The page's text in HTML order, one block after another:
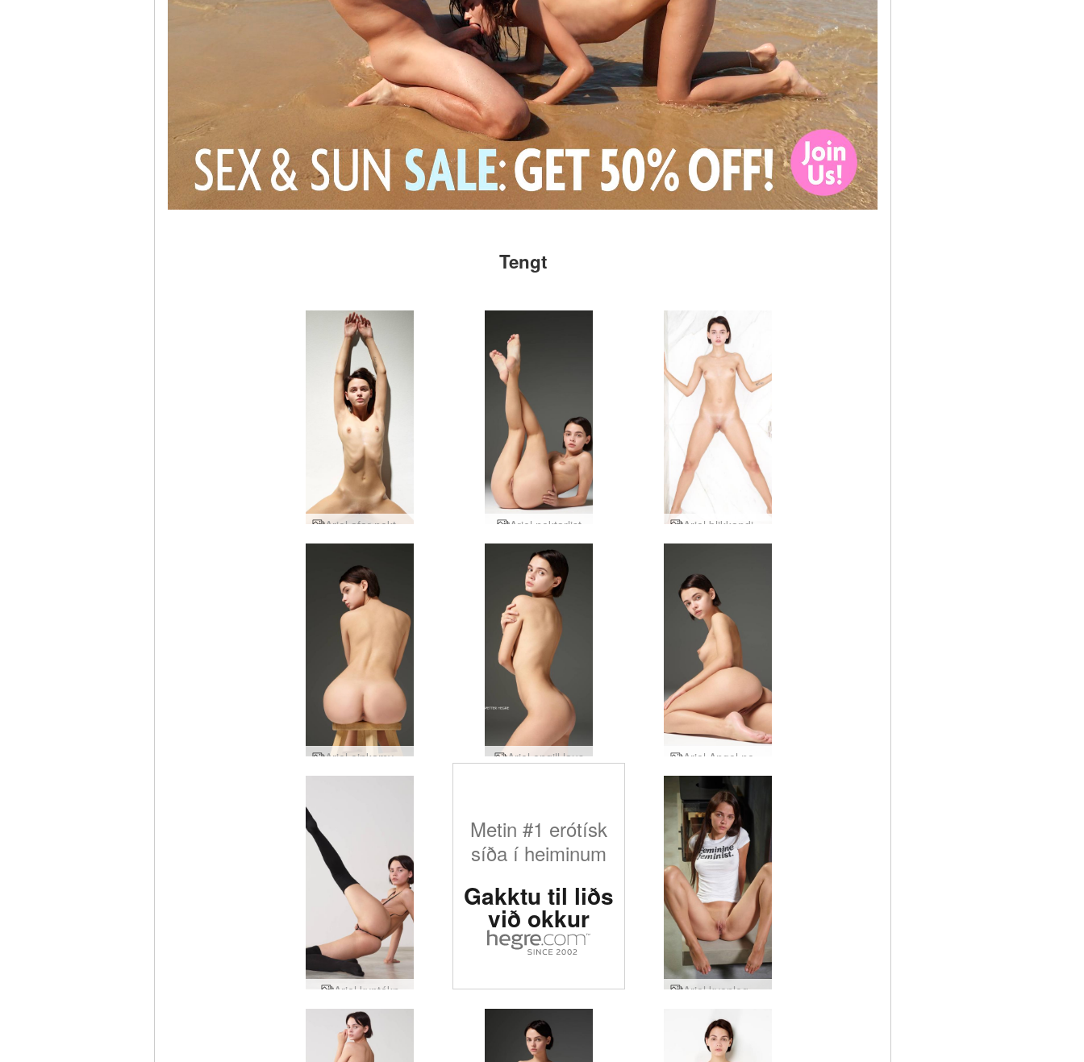
Tengt
Ariel afar nektarmyndir Ariel nektarlist
Ariel einkamyndir Ariel engill laus
Ariel kyntákn
Metin #1 erótísk
síða í heiminum
Gakktu til liðs
við okkur
Ariel kvenlegur andfemínisti